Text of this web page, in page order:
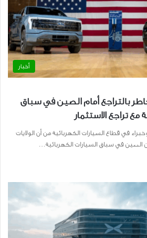
أخبار
بالتراجع أمام الصين في سباق
مع تراجع الاستثمار
في قطاع السيارات الكهربائية من أن الولايات
الصين في سباق السيارات الكهربائية…